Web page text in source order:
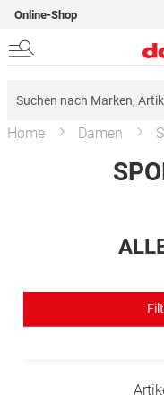
Online-Shop
Home Damen